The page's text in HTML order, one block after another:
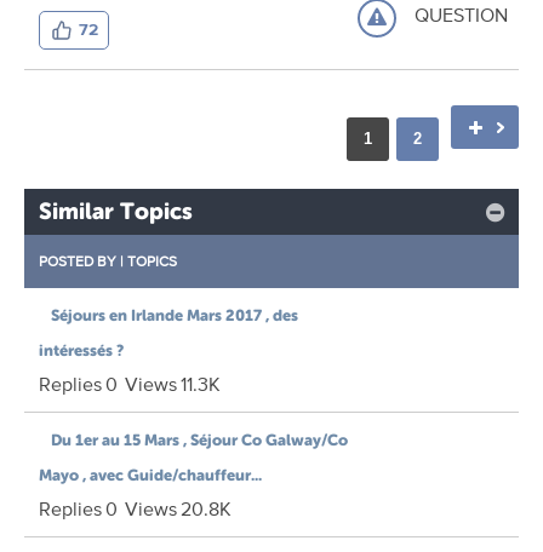
72 QUESTION
1 2
Similar Topics
POSTED BY | TOPICS
Séjours en Irlande Mars 2017 , des
intéressés ?
Replies0 Views11.3K
Du 1er au 15 Mars , Séjour Co Galway/Co
Mayo , avec Guide/chauffeur...
Replies0 Views20.8K